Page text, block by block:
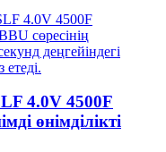
4.0V 4500F
өнімділікті